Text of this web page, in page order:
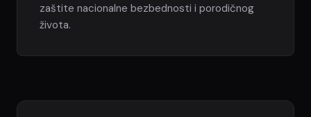
zaštite nacionalne bezbednosti i porodičnog
života.